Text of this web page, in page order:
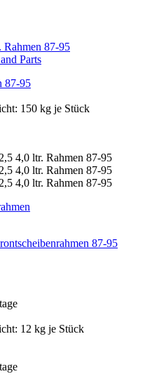
87-95
150 kg je Stück
87-95
12 kg je Stück